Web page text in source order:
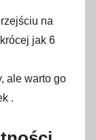
na
jak 6
ale warto go
.